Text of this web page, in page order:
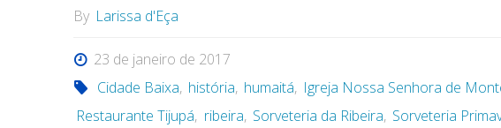
By Larissa d'Eça
23 de janeiro de 2017
Cidade Baixa, história, humaitá, Igreja Nossa Senhora de
Restaurante Tijupá, ribeira, Sorveteria da Ribeira, Sorveteria